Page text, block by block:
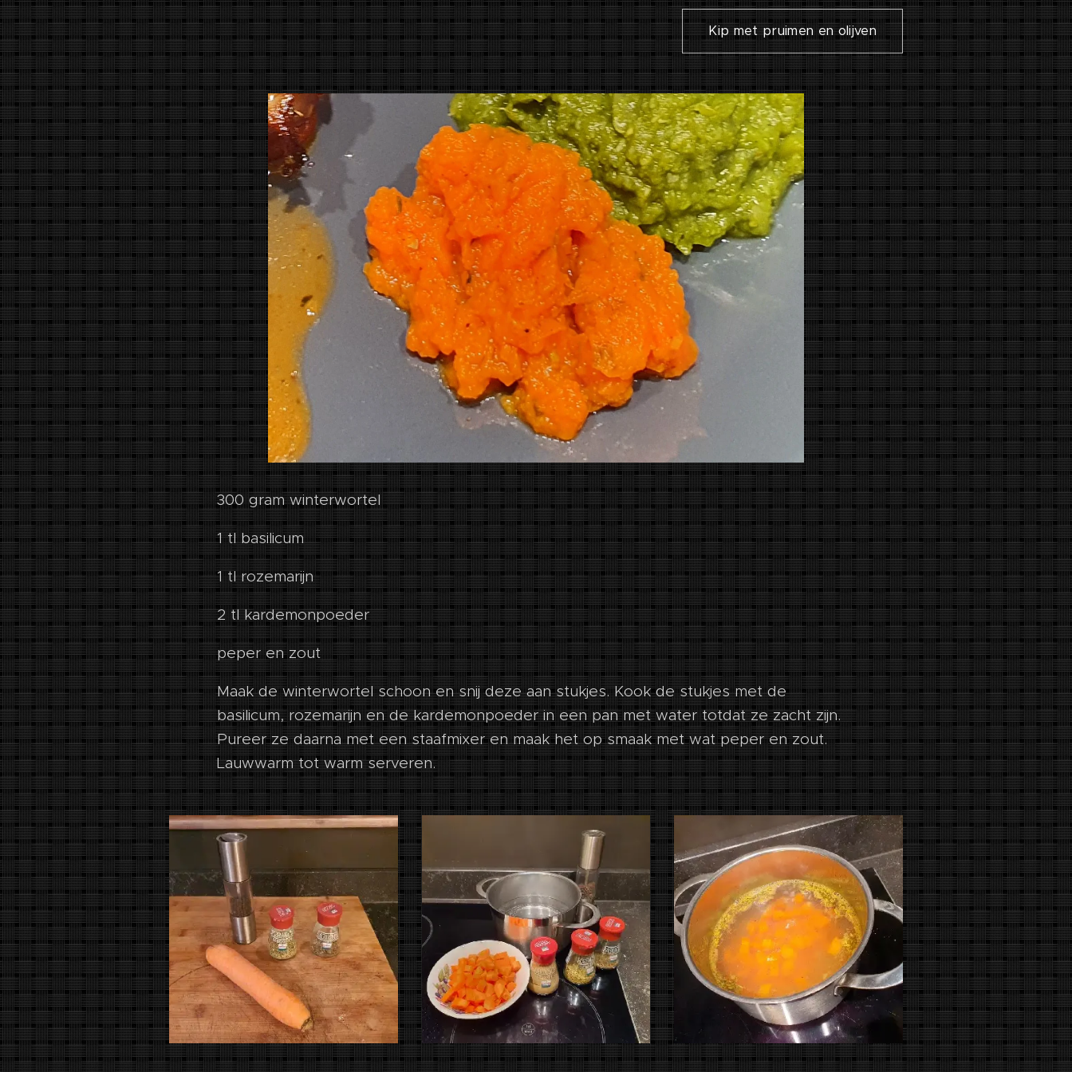
Kip met pruimen en olijven
300 gram winterwortel
1 tl basilicum
1 tl rozemarijn
2 tl kardemonpoeder
peper en zout
Maak de winterwortel schoon en snij deze aan stukjes. Kook de stukjes met de
basilicum, rozemarijn en de kardemonpoeder in een pan met water totdat ze zacht zijn.
Pureer ze daarna met een staafmixer en maak het op smaak met wat peper en zout.
Lauwwarm tot warm serveren.